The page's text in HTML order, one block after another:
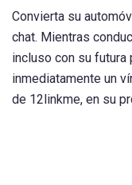
Convierta su
chat. Mientras
incluso con su futura
inmediatamente un
de 12linkme, en su